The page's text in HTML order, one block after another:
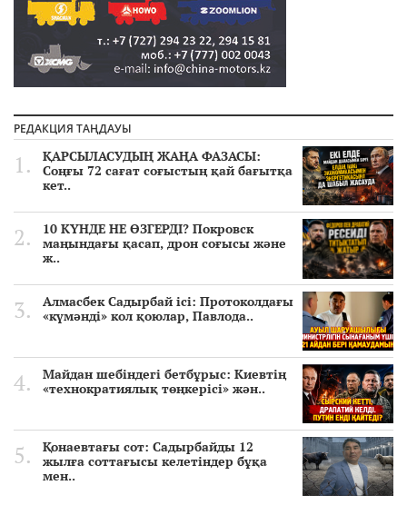
РЕДАКЦИЯ ТАҢДАУЫ
ҚАРСЫЛАСУДЫҢ ЖАҢА ФАЗАСЫ:
Соңғы 72 сағат соғыстың қай бағытқа
кет..
10 КҮНДЕ НЕ ӨЗГЕРДІ? Покровск
маңындағы қасап, дрон соғысы және
ж..
Алмасбек Садырбай ісі: Протоколдағы
«күмәнді» кол қоюлар, Павлода..
Майдан шебіндегі бетбұрыс: Киевтің
«технократиялық төңкерісі» жән..
Қонаевтағы сот: Садырбайды 12
жылға соттағысы келетіндер бұқа
мен..